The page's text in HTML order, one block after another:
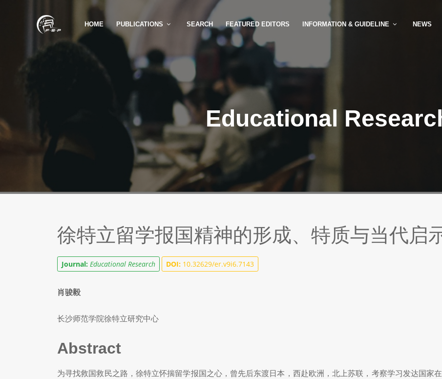
HOME PUBLICATIONS SEARCH FEATURED EDITORS INFORMATION & GUIDELINE NEWS
Educational
徐特立留学报国精神的形成、特质与当代启
Journal: Educational Research DOI: 10.32629/er.v9i6.7143
肖骏毅
长沙师范学院徐特立研究中心
Abstract
为寻找救国救民之路，徐特立怀揣留学报国之心，曾先后东渡日本，西赴欧洲，北上苏联，考察学习发达国家